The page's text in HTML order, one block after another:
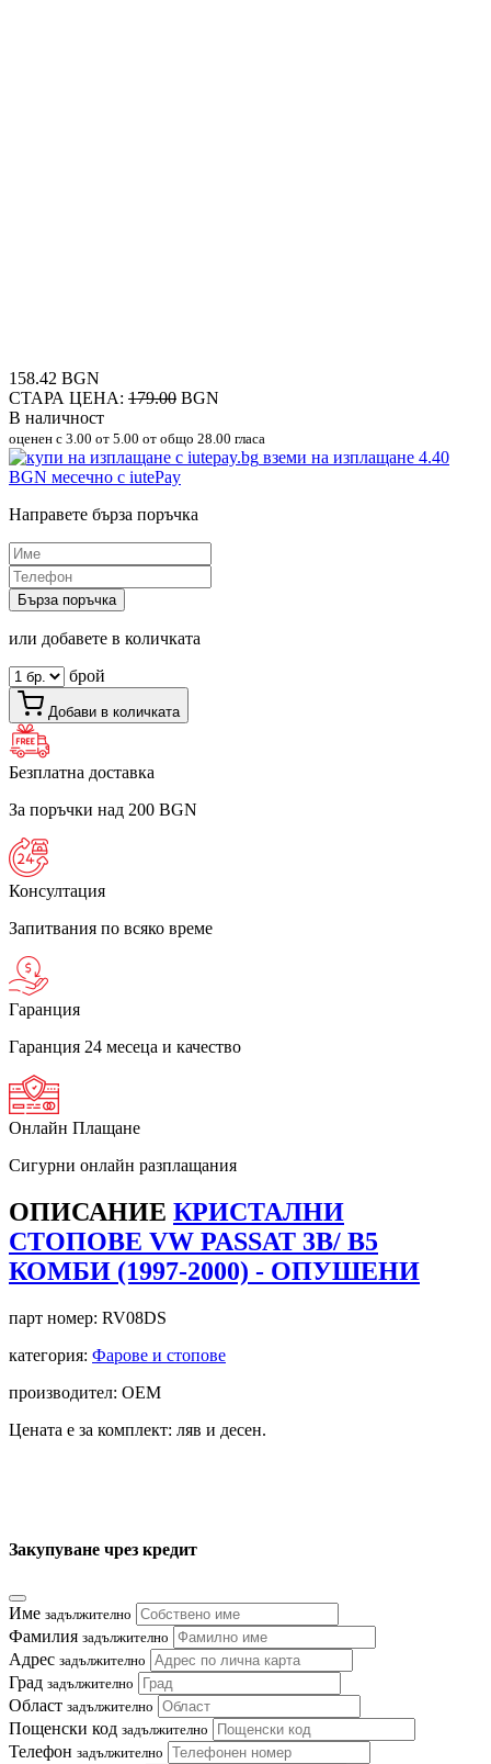
158.42 BGN
СТАРА ЦЕНА: 179.00 BGN
В наличност
оценен с 3.00 от 5.00 от общо 28.00 гласа
вземи на изплащане 4.40
BGN месечно с iutePay
Направете бърза поръчка
Бърза поръчка
или добавете в количката
брой
Добави в количката
Безплатна доставка
За поръчки над 200 BGN
Консултация
Запитвания по всяко време
Гаранция
Гаранция 24 месеца и качество
Онлайн Плащане
Сигурни онлайн разплащания
ОПИСАНИЕ КРИСТАЛНИ
СТОПОВЕ VW PASSAT 3B/ B5
КОМБИ (1997-2000) - ОПУШЕНИ
парт номер: RV08DS
категория: Фарове и стопове
производител: OEM
Цената е за комплект: ляв и десен.
Закупуване чрез кредит
Име задължително
Фамилия задължително
Адрес задължително
Град задължително
Област задължително
Пощенски код задължително
Телефон задължително